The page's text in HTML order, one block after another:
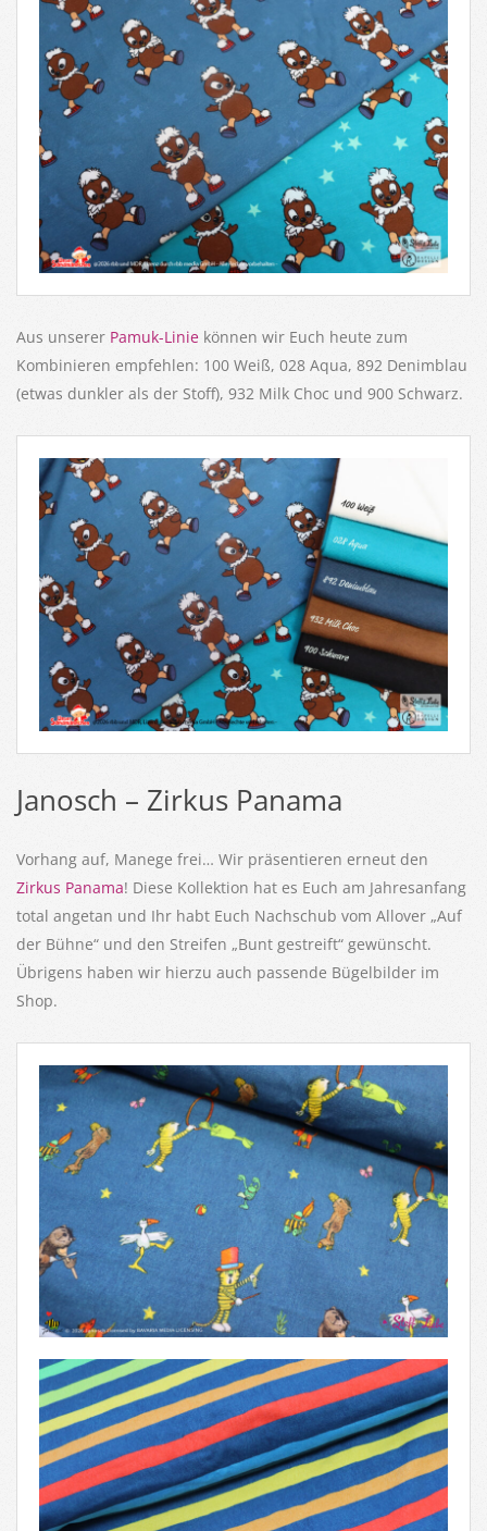
Aus unserer Pamuk-Linie können wir Euch heute zum
Kombinieren empfehlen: 100 Weiß, 028 Aqua, 892 Denimblau
(etwas dunkler als der Stoff), 932 Milk Choc und 900 Schwarz.
Janosch – Zirkus Panama
Vorhang auf, Manege frei… Wir präsentieren erneut den
Zirkus Panama! Diese Kollektion hat es Euch am Jahresanfang
total angetan und Ihr habt Euch Nachschub vom Allover „Auf
der Bühne“ und den Streifen „Bunt gestreift“ gewünscht.
Übrigens haben wir hierzu auch passende Bügelbilder im
Shop.